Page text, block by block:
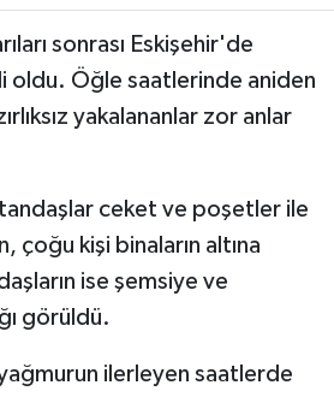
sonrası Eskişehir'de
oldu. Öğle saatlerinde aniden
yakalananlar zor anlar
ceket ve poşetler ile
çoğu kişi binaların altına
ise şemsiye ve
görüldü.
ilerleyen saatlerde